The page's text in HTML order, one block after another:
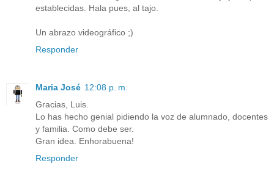
establecidas. Hala pues, al tajo.
Un abrazo videográfico ;)
Responder
Maria José 12:08 p. m.
Gracias, Luis.
Lo has hecho genial pidiendo la voz de alumnado, docentes
y familia. Como debe ser.
Gran idea. Enhorabuena!
Responder